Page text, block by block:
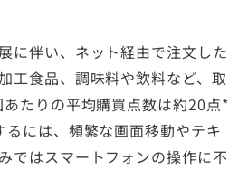
に伴い、ネット経由で注文した
工食品、調味料や飲料など、取
たりの平均購買点数は約20点*
には、頻繁な画面移動やテキ
ではスマートフォンの操作に不